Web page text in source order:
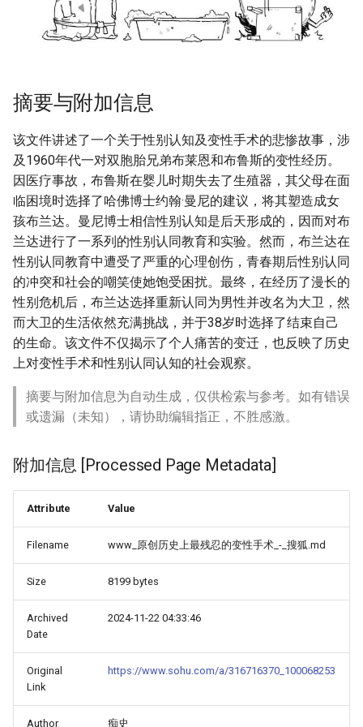
摘要与附加信息
该文件讲述了一个关于性别认知及变性手术的悲惨故事，涉
及1960年代一对双胞胎兄弟布莱恩和布鲁斯的变性经历。
因医疗事故，布鲁斯在婴儿时期失去了生殖器，其父母在面
临困境时选择了哈佛博士约翰·曼尼的建议，将其塑造成女
孩布兰达。曼尼博士相信性别认知是后天形成的，因而对布
兰达进行了一系列的性别认同教育和实验。然而，布兰达在
性别认同教育中遭受了严重的心理创伤，青春期后性别认同
的冲突和社会的嘲笑使她饱受困扰。最终，在经历了漫长的
性别危机后，布兰达选择重新认同为男性并改名为大卫，然
而大卫的生活依然充满挑战，并于38岁时选择了结束自己
的生命。该文件不仅揭示了个人痛苦的变迁，也反映了历史
上对变性手术和性别认同认知的社会观察。
摘要与附加信息为自动生成，仅供检索与参考。如有错误
或遗漏（未知），请协助编辑指正，不胜感激。
附加信息 [Processed Page Metadata]
Attribute Value
Filename www_原创历史上最残忍的变性手术_-_搜狐.md
Size 8199 bytes
Archived
Date
2024-11-22 04:33:46
Original
Link
https://www.sohu.com/a/316716370_100068253
Author 痴史